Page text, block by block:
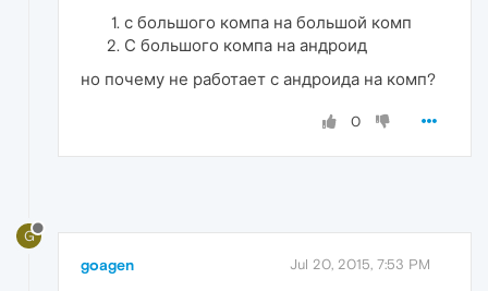
с большого компа на большой комп
С большого компа на андроид
но почему не работает с андроида на комп?
0
G
goagen Jul 20, 2015, 7:53 PM